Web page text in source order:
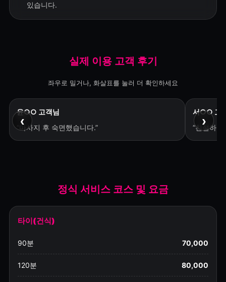
있습니다.
실제 이용 고객 후기
좌우로 밀거나, 화살표를 눌러 더 확인하세요
‹
윤○○ 고객님
“마사지 후 숙면했습니다.”
서○○ 고
“친절하
›
정식 서비스 코스 및 요금
타이(건식)
90분 70,000
120분 80,000